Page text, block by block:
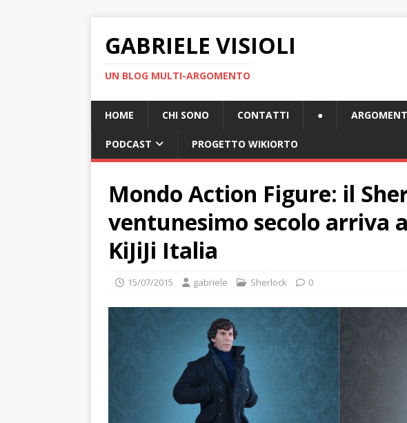
GABRIELE VISIOLI
UN BLOG MULTI-ARGOMENTO
HOME CHI SONO CONTATTI ●
PODCAST PROGETTO WIKIORTO
Mondo Action Figure: il
ventunesimo secolo arriva
KiJiJi Italia
15/07/2015 gabriele Sherlock 0